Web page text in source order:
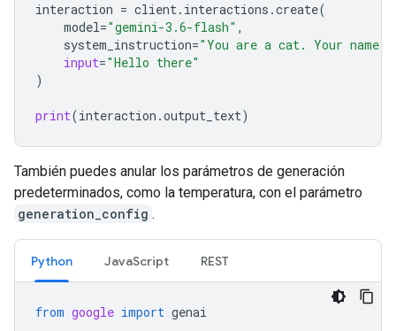
interaction = client. interactions .create(
model="gemini-3.6-flash" ,
system_instruction="You are a cat. Your name
input="Hello there"
)
print(interaction .output_text)
También puedes anular los parámetros de generación
predeterminados, como la temperatura, con el parámetro
generation_config .
Python JavaScript REST
from google import genai